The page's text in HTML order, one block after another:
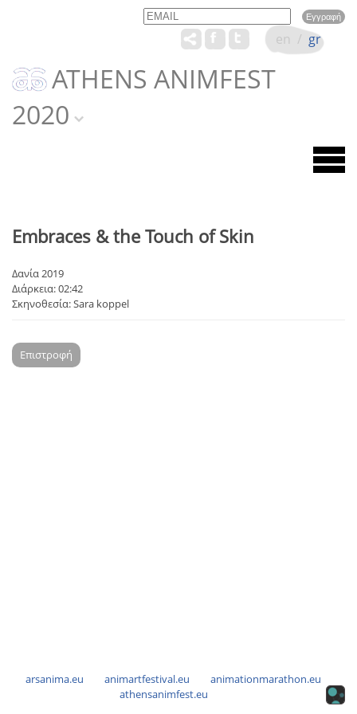
Email Name
ATHENS ANIMFEST
2020
en / gr
Embraces & the Touch of Skin
Δανία 2019
Διάρκεια: 02:42
Σκηνοθεσία: Sara koppel
Επιστροφή
arsanima.eu animartfestival.eu
animationmarathon.eu
athensanimfest.eu